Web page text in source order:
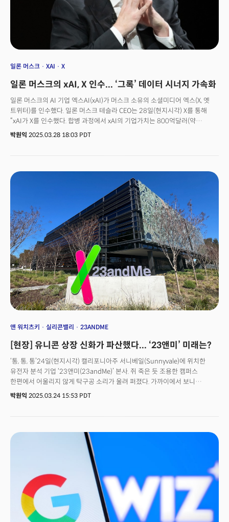
일론 머스크 XAI X
일론 머스크의 xAI, X 인수... ‘그록’ 데이터 시너지 가속화
일론 머스크의 AI 기업 엑스AI(xAI)가 머스크 소유의 소셜미디어 엑스(X, 옛
트위터)를 인수했다. 일론 머스크 테슬라 CEO는 28일(현지시각) X를 통해
“xAI가 X를 인수했다. 합병 과정에서 xAI의 기업가치는 800억달러(약
117조6800억원), X는 330억달러(약 48조5400억원)로 평가됐다”고
설명했다. 머스크 CEO는 2023년 3월 xAI를 설립, 오픈AI와 AI 모델 개발
경쟁을 벌여왔다. 지난달 공개한 ‘그록3(Grok-3)’ 사고(Think) 모델의 경우
수학 분야 벤치마크(AIME 2024)에서 96점을 기록, 오픈AI 최신 추론 모델인
o3 미니(high, 87점)를 능가하는 등 강력한 성능을 보여주기도 했다. 이번
거래는 전액 주식 교환(stock swap) 방식으로 이뤄졌다. X 투자자가 xAI
주식을 지급받는 형태다. 실리콘밸리 벤처캐피털(VC) a16z, 세쿼이어 캐피털
등 다수의 투자사들이 두 회사에 공통으로 투자한 바 있다. 머스크는 “2년 전
설립한 후 xAI는 전례 없는 속도와 규모로 AI모델과 데이터 센터를 구축, 세계
최고의 AI 연구소 중 하나로 급부상했다”며 “X는 6억 명 이상의 활성 사용자가
실시간 정보를 찾는 디지털 공론장(townsquare)”이라고 강조했다. 그는 이어
“X는 지난 2년 동안 세계에서 가장 효율적인 회사 중 하나로 변모해 확장
가능한 미래 성장을 제공할 수 있는 입지를 다졌다”며 “xAI와 X의 미래는 서로
얽혀 있다. 오늘 우리는 공식적으로 데이터, 모델, 컴퓨팅, 배포, 인재를
결합하는 단계를 밟는다”고 했다. X의 데이터와 xAI의 AI 모델이 완전히
결합되며 두 회사의 시너지 효과가 커질 것으로 전망된다. 머스크 CEO는
잠재력을 발휘할 것”이라며 “합병된 회사는 진실을 추구하고 지식을
발전시킨다는 핵심 사명에 충실하면서 수십억 명의 사람들에게 더 똑똑하고
의미 있는 경험을 제공할 것”이라고 덧붙였다.
박원익 2025.03.28 18:03 PDT
앤 워치츠키 실리콘밸리 23ANDME
[현장] 유니콘 상장 신화가 파산했다... ‘23앤미’ 미래는?
‘통, 통, 통’24일(현지시각) 캘리포니아주 서니베일(Sunnyvale)에 위치한
유전자 분석 기업 ‘23앤미(23andMe)’ 본사. 쥐 죽은 듯 조용한 캠퍼스
한편에서 어울리지 않게 탁구공 소리가 울려 퍼졌다. 가까이에서 보니
카우보이모자를 눌러쓴 남성과 백발의 여성이 야외 탁구대에서 탁구를 치는
23앤미는 전날 파산(챕터 11) 절차를 신청했다. 실제 본사 분위기는 암울한
상황을 그대로 반영하고 있었다. 일반적인 실리콘밸리 테크 기업의 활기찬
점심시간과 달리 캠퍼스를 오가는 직원이 단 한 명도 보이지 않았다. 점심시간
내내 메인 로비 출입문은 굳게 닫혀 있었고, 건물에 들어가거나 나오는 차량도
없었다. 15만5000제곱피트(ft2, 약 4355평)에 달하는 거대한 캠퍼스 단지,
대형 건물과 5층 규모 주차장을 무색하게 만드는 광경이었다. 23앤미는
지난해 말 직원 40%를 감축하는 대규모 구조조정을 시행했다.
박원익 2025.03.24 15:53 PDT